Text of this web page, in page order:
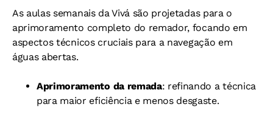
As aulas semanais da Vivá são projetadas para o
aprimoramento completo do remador, focando em
aspectos técnicos cruciais para a navegação em
águas abertas.
Aprimoramento da remada: refinando a técnica
para maior eficiência e menos desgaste.